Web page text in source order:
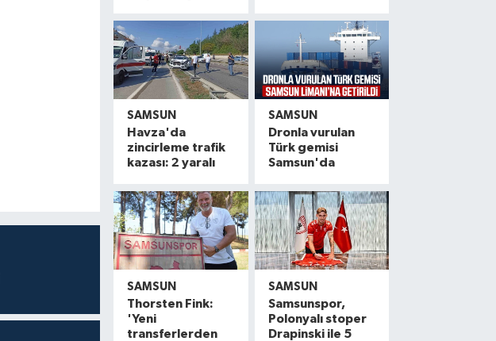
SAMSUN
Havza'da
zincirleme trafik
kazası: 2 yaralı
SAMSUN
Dronla vurulan
Türk gemisi
Samsun'da
SAMSUN
Thorsten Fink:
'Yeni
transferlerden
SAMSUN
Samsunspor,
Polonyalı stoper
Drapinski ile 5